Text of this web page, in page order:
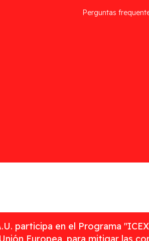
Perguntas
participa en el Programa